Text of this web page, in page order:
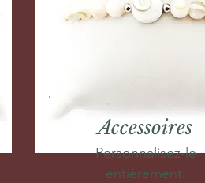
Accessoires
Personnalisez-le
entièrement.